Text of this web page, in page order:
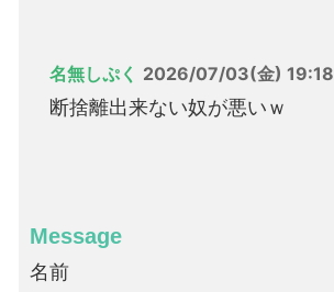
名無しぷく 2026/07/03(金) 19:18
断捨離出来ない奴が悪いｗ
Message
名前